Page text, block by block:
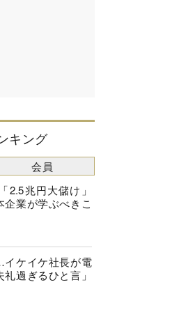
キング
2.5兆円大儲け」
業が学ぶべきこ
ケイケ社長が電
過ぎるひと言」
会員